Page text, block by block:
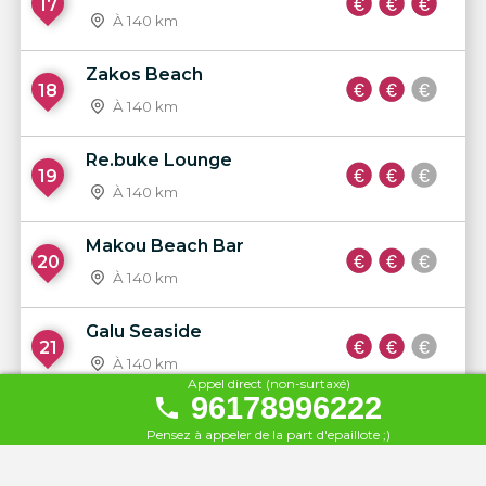
17
À 140 km
18
Zakos Beach
À 140 km
19
Re.buke Lounge
À 140 km
20
Makou Beach Bar
À 140 km
21
Galu Seaside
À 140 km
Hod Hamidbar
À 152 km
Appel direct (non-surtaxé)
96178996222
Pensez à appeler de la part d'epaillote ;)